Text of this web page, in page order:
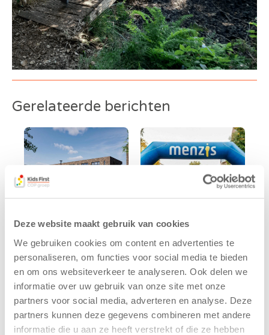
Deze website maakt gebruik van cookies
We gebruiken cookies om content en advertenties te
personaliseren, om functies voor social media te bieden
en om ons websiteverkeer te analyseren. Ook delen we
informatie over uw gebruik van onze site met onze
partners voor social media, adverteren en analyse. Deze
partners kunnen deze gegevens combineren met andere
informatie die u aan ze heeft verstrekt of die ze hebben
Gerelateerde berichten
Kids First
tekent
koopcontract
voor nieuw
kindcentrum in
wijk Wiarda in
Leeuwarden
Kids First
nieuwe
naamsponsor
van de Mini 4
Mijl tijdens de
Menzis 4 Mijl
van Groningen